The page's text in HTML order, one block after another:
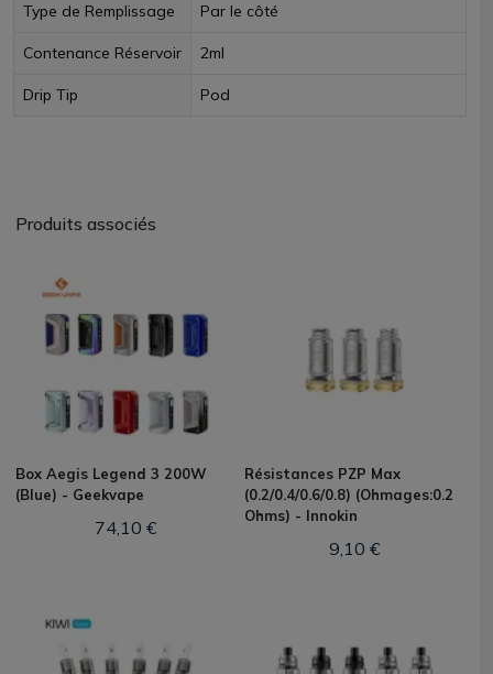
Type de Remplissage Par le côté
Contenance Réservoir 2ml
Drip Tip Pod
Produits associés
Box Aegis Legend 3 200W
(Blue) - Geekvape
74,10 €
Résistances PZP Max
(0.2/0.4/0.6/0.8) (Ohmages:0.2
Ohms) - Innokin
9,10 €